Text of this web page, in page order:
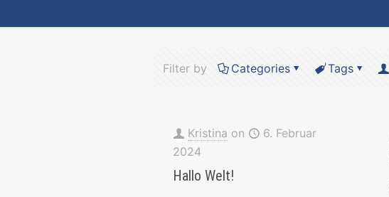
Filter by Categories Tags
Kristina on
6. Februar
2024
Hallo Welt!